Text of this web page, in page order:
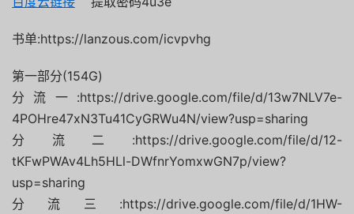
书单:https://lanzous.com/icvpvhg
第一部分(154G)
分流一:https://drive.google.com/file/d/13w7NLV7e-
4POHre47xN3Tu41CyGRWu4N/view?usp=sharing
分流二:https://drive.google.com/file/d/12-
tKFwPWAv4Lh5HLl-DWfnrYomxwGN7p/view?
usp=sharing
分流三:https://drive.google.com/file/d/1HW-